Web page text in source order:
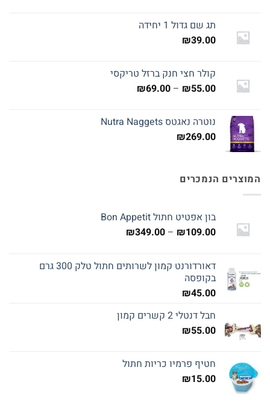
תג שם גדול 1 יחידה
₪39.00
קולר חצי חנק ברזל טריקסי
₪55.00
–
₪69.00
עד
נוטרה נאגטס Nutra Naggets
₪269.00
המוצרים הנמכרים
בון אפטיט חתול Bon Appetit
₪109.00
–
₪349.00
עד
דאורדורנט קמון לשרותים חתול טלק 300 גרם
בקופסה
₪45.00
חבל דנטלי 2 קשרים קמון
₪55.00
חטיף פרמיו כריות חתול
₪15.00